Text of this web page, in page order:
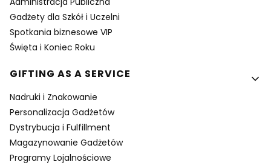
Gadżety dla Szkół i Uczelni
Spotkania biznesowe VIP
Święta i Koniec Roku
GIFTING AS A SERVICE
Nadruki i Znakowanie
Personalizacja Gadżetów
Dystrybucja i Fulfillment
Magazynowanie Gadżetów
Programy Lojalnościowe